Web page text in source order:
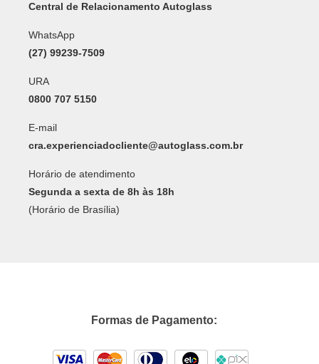
Central de Relacionamento Autoglass
WhatsApp
(27) 99239-7509
URA
0800 707 5150
E-mail
cra.experienciadocliente@autoglass.com.br
Horário de atendimento
Segunda a sexta de 8h às 18h
(Horário de Brasília)
Formas de Pagamento: